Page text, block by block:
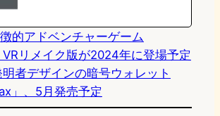
n
k
的アドベンチャーゲーム
VRリメイク版が2024年に登場予定
者デザインの暗号ウォレット
」、5月発売予定